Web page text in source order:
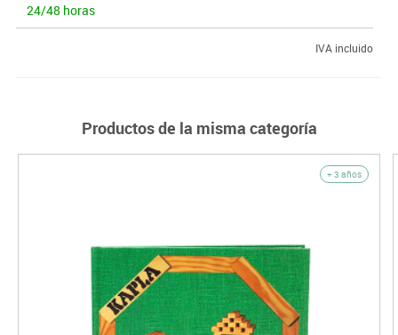
24/48 horas
IVA incluido
Productos de la misma categoría
+ 3 años